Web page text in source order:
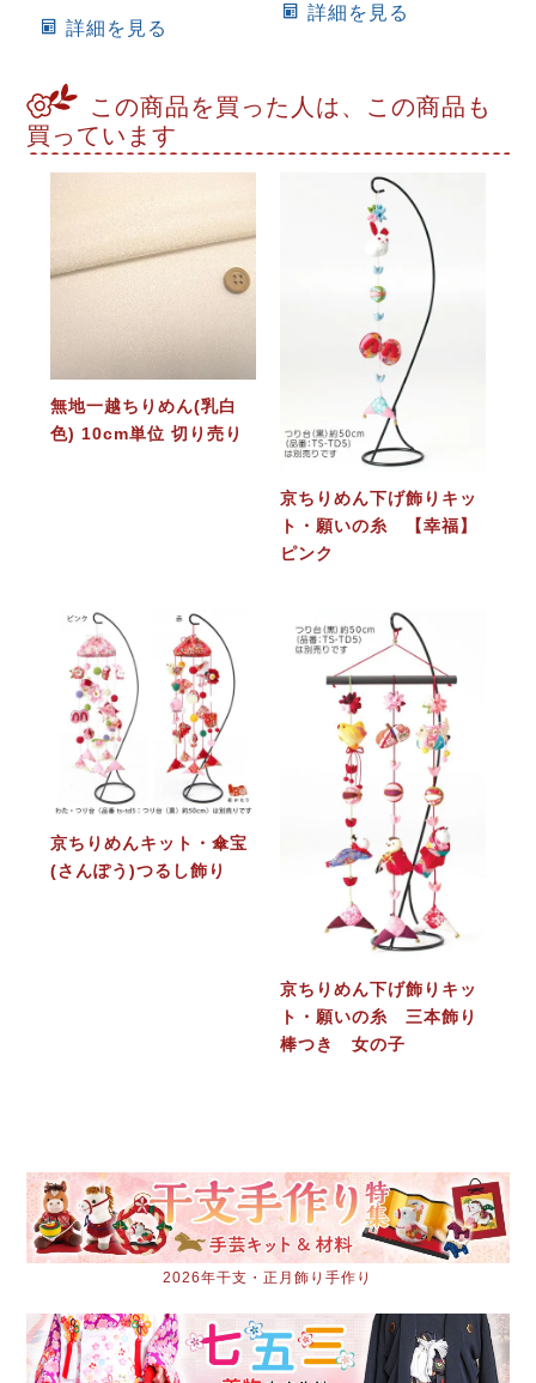
詳細を見る
詳細を見る
この商品を買った人は、この商品も
買っています
無地一越ちりめん(乳白
色) 10cm単位 切り売り
京ちりめん下げ飾りキッ
ト・願いの糸 【幸福】
ピンク
京ちりめんキット・傘宝
(さんぽう)つるし飾り
京ちりめん下げ飾りキッ
ト・願いの糸 三本飾り
棒つき 女の子
2026年干支・正月飾り手作り